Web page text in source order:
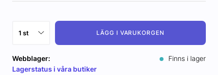
LÄGG I VARUKORGEN
Webblager:
Finns i lager
Lagerstatus i våra butiker